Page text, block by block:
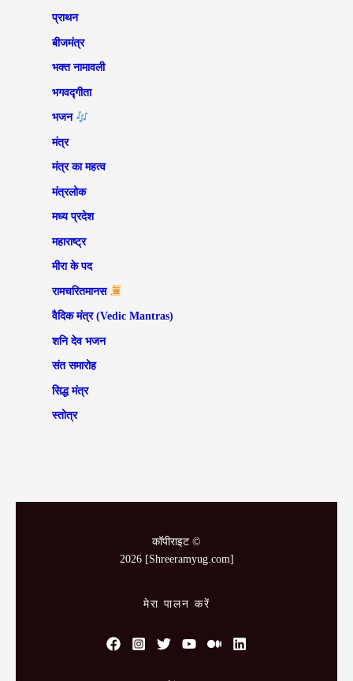
प्राथन
बीजमंत्र
भक्त नामावली
भगवद्गीता
भजन
मंत्र
मंत्र का महत्व
मंत्रलोक
मध्य प्रदेश
महाराष्ट्र
मीरा के पद
रामचरितमानस
वैदिक मंत्र (Vedic Mantras)
शनि देव भजन
संत समारोह
सिद्ध मंत्र
स्तोत्र
कॉपीराइट ©
2026 [Shreeramyug.com]
मेरा पालन करें